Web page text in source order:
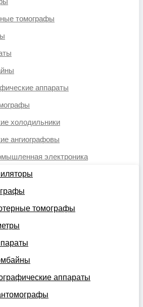
томографы
аппараты
холодильники
ангиографовы
электроника
томографы
аппараты